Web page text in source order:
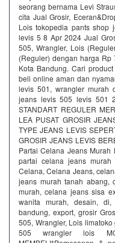
seorang bernama Levi
cita Jual Grosir,
Lois tokopedia pants shop
levis 5 8 Apr 2024 Jual
505, Wrangler, Lois
(Reguler) dengan harga
Kota Bandung. Cari
beli online aman dan
levis 501, wrangler murah
jeans levis 505 levis 501
STANDART REGULER
LEA PUSAT GROSIR
TYPE JEANS LEVIS
GROSIR JEANS LEVIS
Partai Celana Jeans
partai celana jeans murah
Celana, Celana Jeans,
jeans murah tanah abang,
murah, celana jeans sisa
wanita murah, desain,
bandung, export, grosir
505, Wrangler, Lois
505 wrangler lois